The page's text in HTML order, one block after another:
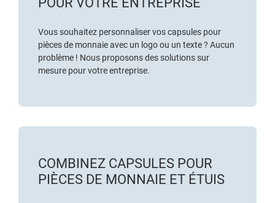
Vous souhaitez personnaliser vos capsules pour
pièces de monnaie avec un logo ou un texte ? Aucun
problème ! Nous proposons des solutions sur
mesure pour votre entreprise.
COMBINEZ CAPSULES POUR
PIÈCES DE MONNAIE ET ÉTUIS